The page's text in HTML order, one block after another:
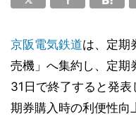
京阪電気鉄道は、定期
売機」へ集約し、定期
31日で終了すると発
期券購入時の利便性向